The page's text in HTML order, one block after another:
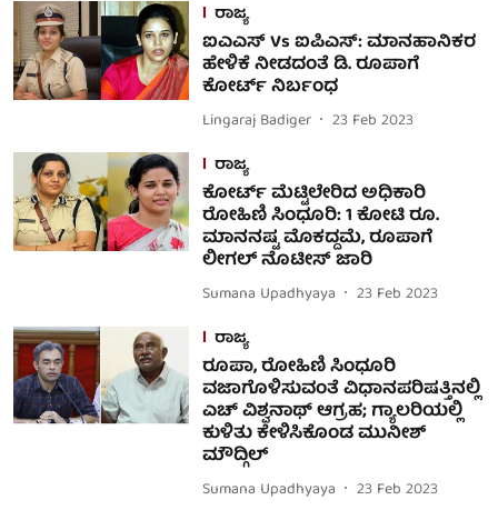
ರಾಜ್ಯ
ಐಎಎಸ್ Vs ಐಪಿಎಸ್: ಮಾನಹಾನಿಕರ
ಹೇಳಿಕೆ ನೀಡದಂತೆ ಡಿ. ರೂಪಾಗೆ
ಕೋರ್ಟ್ ನಿರ್ಬಂಧ
Lingaraj Badiger
23 Feb 2023
ರಾಜ್ಯ
ಕೋರ್ಟ್ ಮೆಟ್ಟಿಲೇರಿದ ಅಧಿಕಾರಿ
ರೋಹಿಣಿ ಸಿಂಧೂರಿ: 1 ಕೋಟಿ ರೂ.
ಮಾನನಷ್ಟ ಮೊಕದ್ದಮೆ, ರೂಪಾಗೆ
ಲೀಗಲ್ ನೊಟೀಸ್ ಜಾರಿ
Sumana Upadhyaya
23 Feb 2023
ರಾಜ್ಯ
ರೂಪಾ, ರೋಹಿಣಿ ಸಿಂಧೂರಿ
ವಜಾಗೊಳಿಸುವಂತೆ ವಿಧಾನಪರಿಷತ್ತಿನಲ್ಲಿ
ಎಚ್ ವಿಶ್ವನಾಥ್ ಆಗ್ರಹ; ಗ್ಯಾಲರಿಯಲ್ಲಿ
ಕುಳಿತು ಕೇಳಿಸಿಕೊಂಡ ಮುನೀಶ್
ಮೌದ್ಗಿಲ್
Sumana Upadhyaya
23 Feb 2023